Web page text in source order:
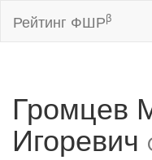
Рейтинг ФШРβ
Громцев
Игоревич